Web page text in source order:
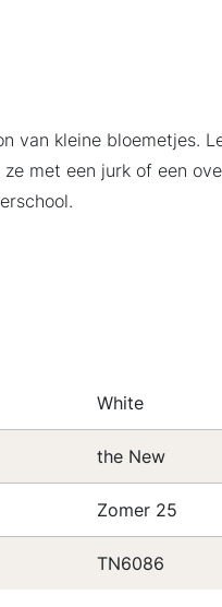
van kleine bloemetjes.
met een jurk of een
White
the New
Zomer 25
TN6086